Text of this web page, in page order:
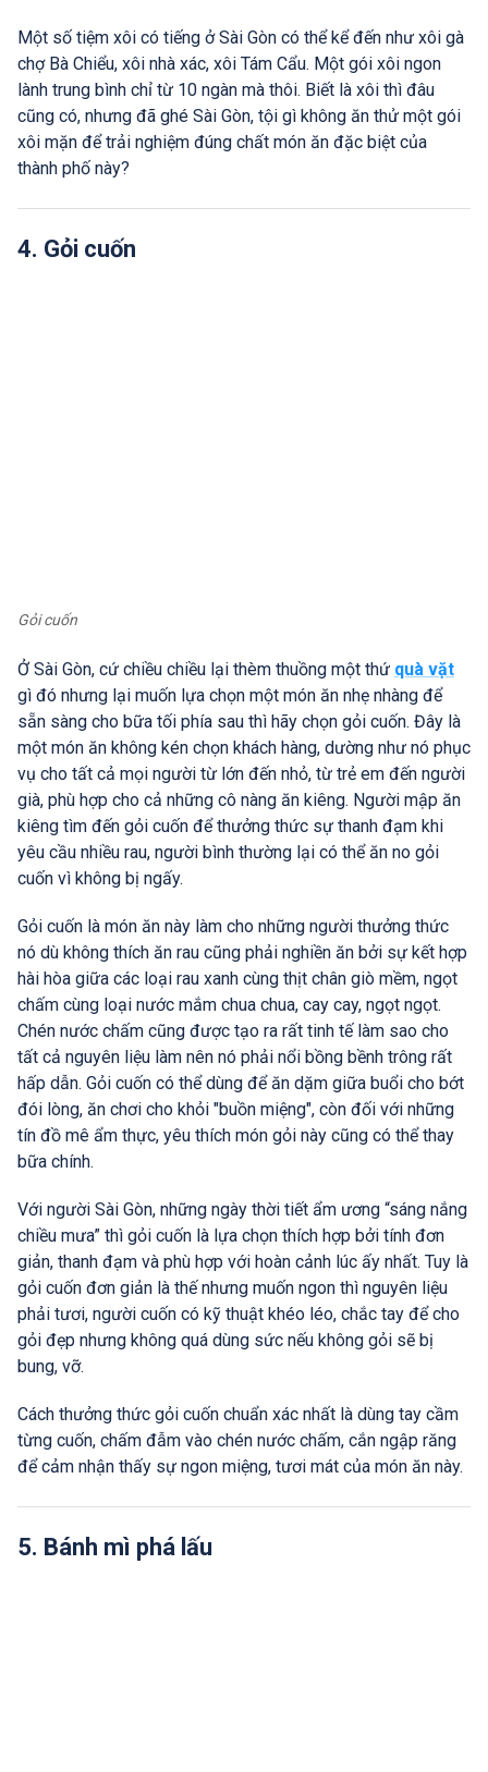
Một số tiệm xôi có tiếng ở Sài Gòn có thể kể đến như xôi gà
chợ Bà Chiểu, xôi nhà xác, xôi Tám Cẩu. Một gói xôi ngon
lành trung bình chỉ từ 10 ngàn mà thôi. Biết là xôi thì đâu
cũng có, nhưng đã ghé Sài Gòn, tội gì không ăn thử một gói
xôi mặn để trải nghiệm đúng chất món ăn đặc biệt của
thành phố này?
4. Gỏi cuốn
Gỏi cuốn
Ở Sài Gòn, cứ chiều chiều lại thèm thuồng một thứ quà vặt
gì đó nhưng lại muốn lựa chọn một món ăn nhẹ nhàng để
sẵn sàng cho bữa tối phía sau thì hãy chọn gỏi cuốn. Đây là
một món ăn không kén chọn khách hàng, dường như nó phục
vụ cho tất cả mọi người từ lớn đến nhỏ, từ trẻ em đến người
già, phù hợp cho cả những cô nàng ăn kiêng. Người mập ăn
kiêng tìm đến gỏi cuốn để thưởng thức sự thanh đạm khi
yêu cầu nhiều rau, người bình thường lại có thể ăn no gỏi
cuốn vì không bị ngấy.
Gỏi cuốn là món ăn này làm cho những người thưởng thức
nó dù không thích ăn rau cũng phải nghiền ăn bởi sự kết hợp
hài hòa giữa các loại rau xanh cùng thịt chân giò mềm, ngọt
chấm cùng loại nước mắm chua chua, cay cay, ngọt ngọt.
Chén nước chấm cũng được tạo ra rất tinh tế làm sao cho
tất cả nguyên liệu làm nên nó phải nổi bồng bềnh trông rất
hấp dẫn. Gỏi cuốn có thể dùng để ăn dặm giữa buổi cho bớt
đói lòng, ăn chơi cho khỏi "buồn miệng", còn đối với những
tín đồ mê ẩm thực, yêu thích món gỏi này cũng có thể thay
bữa chính.
Với người Sài Gòn, những ngày thời tiết ẩm ương “sáng nắng
chiều mưa” thì gỏi cuốn là lựa chọn thích hợp bởi tính đơn
giản, thanh đạm và phù hợp với hoàn cảnh lúc ấy nhất. Tuy là
gỏi cuốn đơn giản là thế nhưng muốn ngon thì nguyên liệu
phải tươi, người cuốn có kỹ thuật khéo léo, chắc tay để cho
gỏi đẹp nhưng không quá dùng sức nếu không gỏi sẽ bị
bung, vỡ.
Cách thưởng thức gỏi cuốn chuẩn xác nhất là dùng tay cầm
từng cuốn, chấm đẫm vào chén nước chấm, cắn ngập răng
để cảm nhận thấy sự ngon miệng, tươi mát của món ăn này.
5. Bánh mì phá lấu